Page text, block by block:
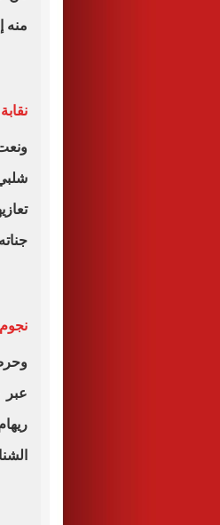
منه
عبر